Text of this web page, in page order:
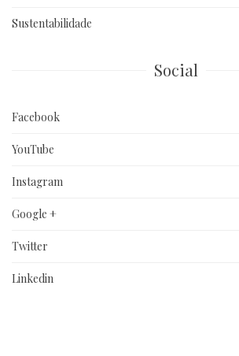
Sustentabilidade
Social
Facebook
YouTube
Instagram
Google +
Twitter
Linkedin